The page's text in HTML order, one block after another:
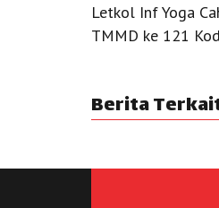
Letkol Inf Yoga
TMMD ke 121
Berita